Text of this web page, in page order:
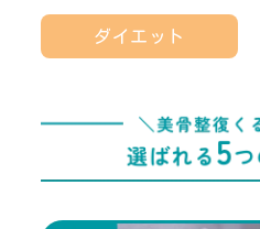
ダイエット